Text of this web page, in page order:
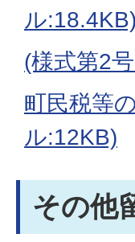
ル:18.4KB)
(様式第2
町民税等
ル:12KB)
その他